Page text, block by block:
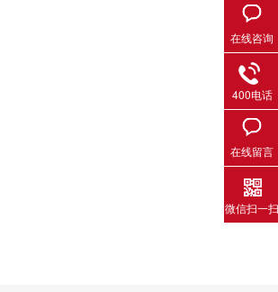
在线咨询
400电话
在线留言
微信扫一扫